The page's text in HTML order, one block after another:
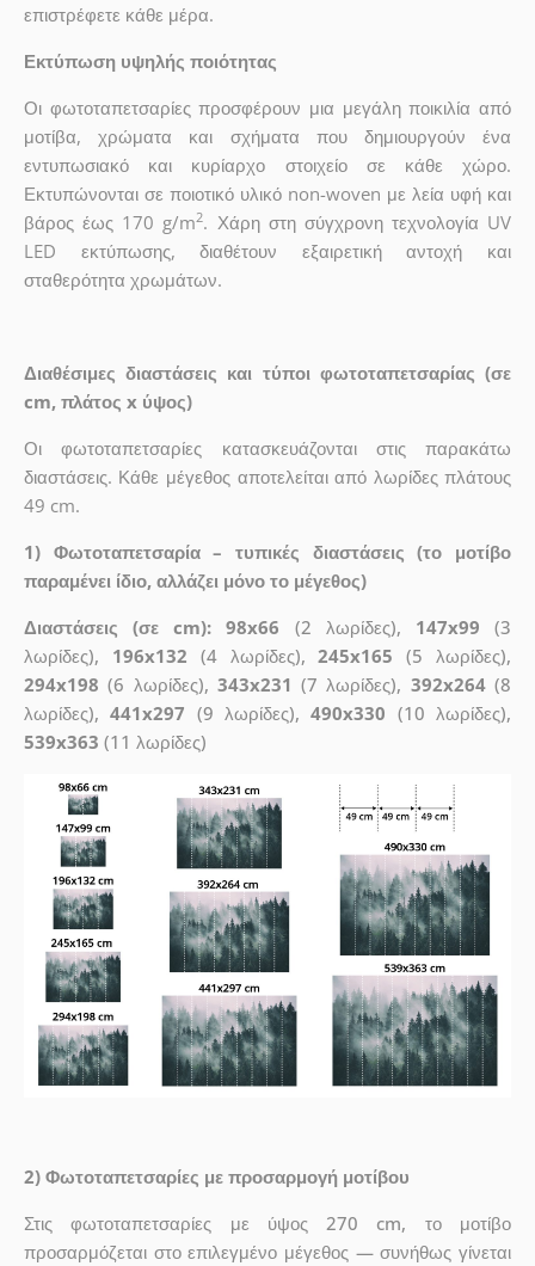
επιστρέφετε κάθε μέρα.
Εκτύπωση υψηλής ποιότητας
Οι φωτοταπετσαρίες προσφέρουν μια μεγάλη ποικιλία από
μοτίβα, χρώματα και σχήματα που δημιουργούν ένα
εντυπωσιακό και κυρίαρχο στοιχείο σε κάθε χώρο.
Εκτυπώνονται σε ποιοτικό υλικό non-woven με λεία υφή και
βάρος έως 170 g/m2. Χάρη στη σύγχρονη τεχνολογία UV
LED εκτύπωσης, διαθέτουν εξαιρετική αντοχή και
σταθερότητα χρωμάτων.
Διαθέσιμες διαστάσεις και τύποι φωτοταπετσαρίας (σε
cm, πλάτος x ύψος)
Οι φωτοταπετσαρίες κατασκευάζονται στις παρακάτω
διαστάσεις. Κάθε μέγεθος αποτελείται από λωρίδες πλάτους
49 cm.
1) Φωτοταπετσαρία – τυπικές διαστάσεις (το μοτίβο
παραμένει ίδιο, αλλάζει μόνο το μέγεθος)
Διαστάσεις (σε cm): 98x66 (2 λωρίδες), 147x99 (3
λωρίδες), 196x132 (4 λωρίδες),245x165 (5 λωρίδες),
294x198 (6 λωρίδες), 343x231 (7 λωρίδες), 392x264(8
λωρίδες),441x297 (9 λωρίδες),490x330 (10 λωρίδες),
539x363 (11 λωρίδες)
2) Φωτοταπετσαρίες με προσαρμογή μοτίβου
Στις φωτοταπετσαρίες με ύψος 270 cm, το μοτίβο
προσαρμόζεται στο επιλεγμένο μέγεθος — συνήθως γίνεται